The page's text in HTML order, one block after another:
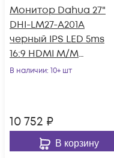
Монитор Dahua 27"
DHI-LM27-A201A
черный IPS LED 5ms
16:9 HDMI M/M
матовая HAS Piv
В наличии: 10+ шт
10 752 ₽
В корзину